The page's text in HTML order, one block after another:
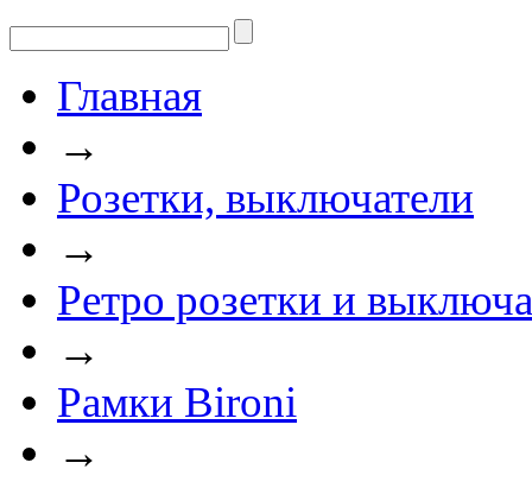
Главная
→
Розетки, выключатели
→
Ретро розетки и
→
Рамки Bironi
→